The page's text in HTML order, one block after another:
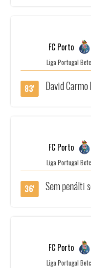
FC Porto
Liga Portugal
83' David
FC Porto
Liga Portugal
36' Sem penálti
FC Porto
Liga Portugal